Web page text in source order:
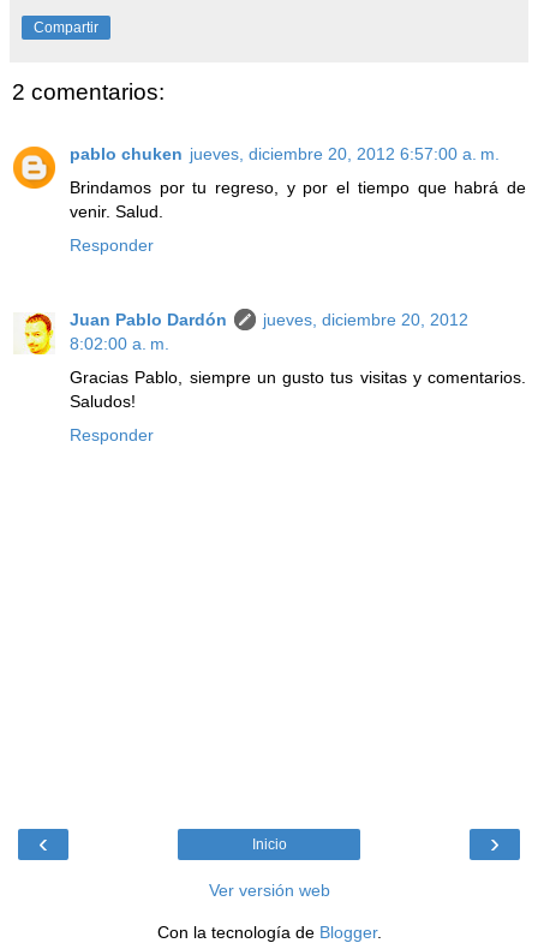
Compartir
2 comentarios:
pablo chuken jueves, diciembre 20, 2012 6:57:00 a. m.
Brindamos por tu regreso, y por el tiempo que habrá de
venir. Salud.
Responder
Juan Pablo Dardón
jueves, diciembre 20, 2012
8:02:00 a. m.
Gracias Pablo, siempre un gusto tus visitas y comentarios.
Saludos!
Responder
‹ ›
Inicio
Ver versión web
Con la tecnología de Blogger.